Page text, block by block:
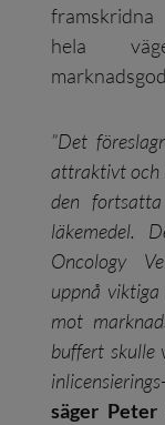
hela
”Det
attraktivt och
den
läkemedel.
Oncology
uppnå viktiga
mot
buffert skulle
säger